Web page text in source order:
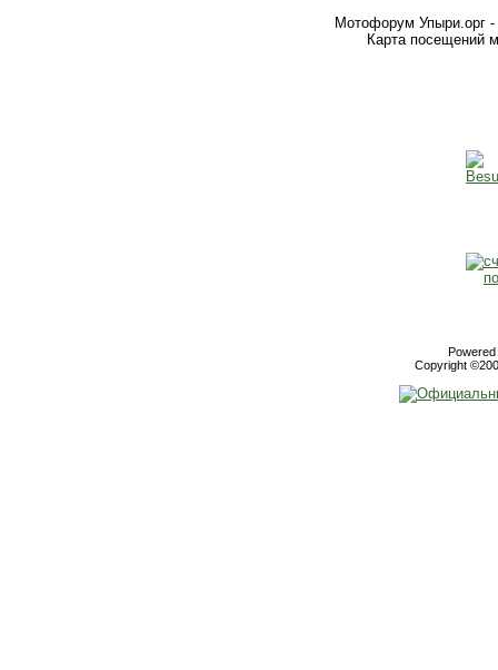
Мотофорум Упыри.орг -
Карта посещений
Copyright